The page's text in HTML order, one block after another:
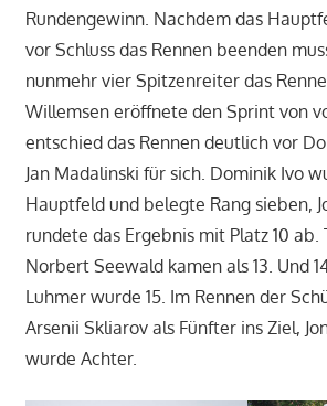
Rundengewinn. Nachdem das
vor Schluss das Rennen beenden
nunmehr vier Spitzenreiter das
Willemsen eröffnete den Sprint von
entschied das Rennen deutlich vor
Jan Madalinski für sich. Dominik Ivo
Hauptfeld und belegte Rang sieben,
rundete das Ergebnis mit Platz 10 ab.
Norbert Seewald kamen als 13. Und
Luhmer wurde 15. Im Rennen der
Arsenii Skliarov als Fünfter ins Ziel,
wurde Achter.